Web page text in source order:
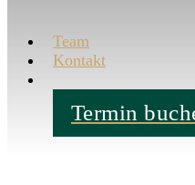
Team
Kontakt
Termin